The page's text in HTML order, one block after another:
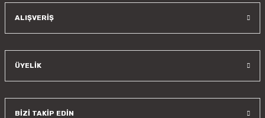
ALIŞVERİŞ
ÜYELİK
BİZİ TAKİP EDİN